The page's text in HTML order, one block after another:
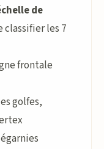
de
classifier les 7
frontale
golfes,